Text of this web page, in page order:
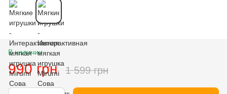
В наличии
990 грн 1 599 грн